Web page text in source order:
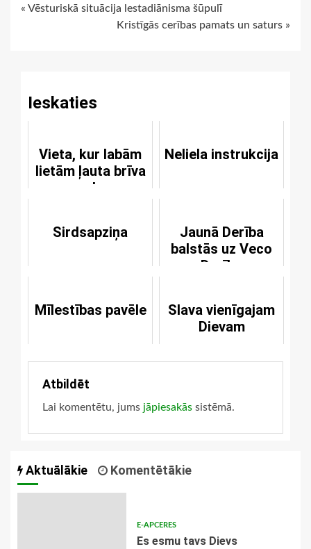
Continue
« Vēsturiskā situācija lestadiānisma šūpulī
Kristīgās cerības pamats un saturs »
Ieskaties
Vieta, kur labām
lietām ļauta brīva
vaļa
Neliela instrukcija
Sirdsapziņa
Jaunā Derība
balstās uz Veco
Derību
Mīlestības pavēle
Slava vienīgajam
Dievam
Atbildēt
Lai komentētu, jums jāpiesakās sistēmā.
Aktuālākie Komentētākie
E-APCERES
Es esmu tavs Dievs